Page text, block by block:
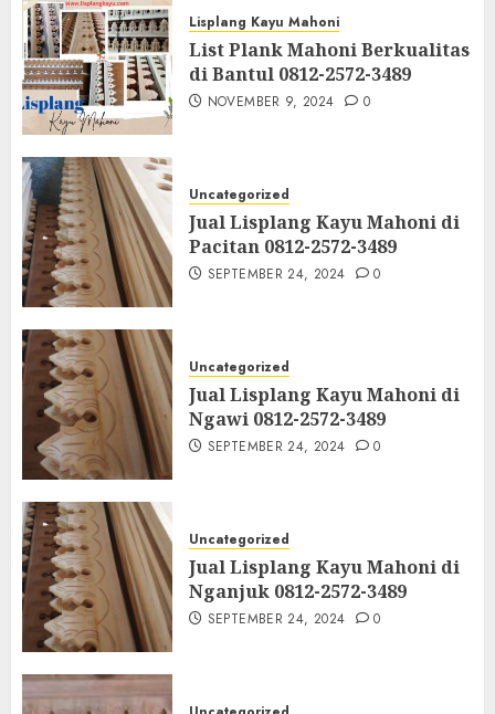
Lisplang Kayu Mahoni
List Plank Mahoni Berkualitas
di Bantul 0812-2572-3489
NOVEMBER 9, 2024 0
Uncategorized
Jual Lisplang Kayu Mahoni di
Pacitan 0812-2572-3489
SEPTEMBER 24, 2024 0
Uncategorized
Jual Lisplang Kayu Mahoni di
Ngawi 0812-2572-3489
SEPTEMBER 24, 2024 0
Uncategorized
Jual Lisplang Kayu Mahoni di
Nganjuk 0812-2572-3489
SEPTEMBER 24, 2024 0